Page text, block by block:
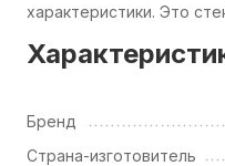
характеристики. Это
Бренд
Страна-изготовитель